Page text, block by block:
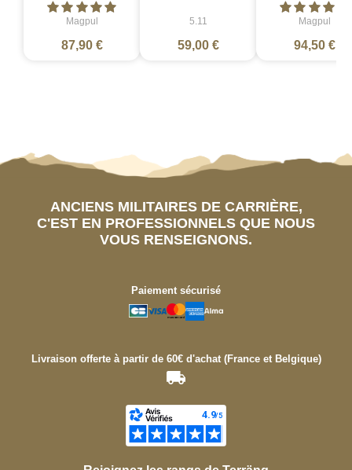
Magpul
87,90 €
5.11
59,00 €
Magpul
94,50 €
ANCIENS MILITAIRES DE CARRIÈRE,
C'EST EN PROFESSIONNELS QUE NOUS
VOUS RENSEIGNONS.
Paiement sécurisé
Livraison offerte à partir de 60€ d'achat (France et Belgique)